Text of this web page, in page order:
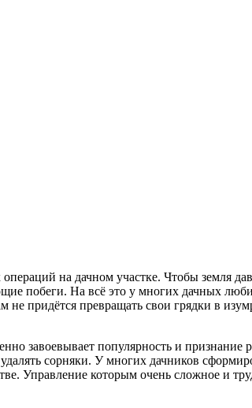
на дачном участке. Чтобы земля
побеги. На всё это у многих дачных
придётся превращать свои грядки в
завоевывает популярность и
сорняки. У многих дачников
Управление которым очень сложное и